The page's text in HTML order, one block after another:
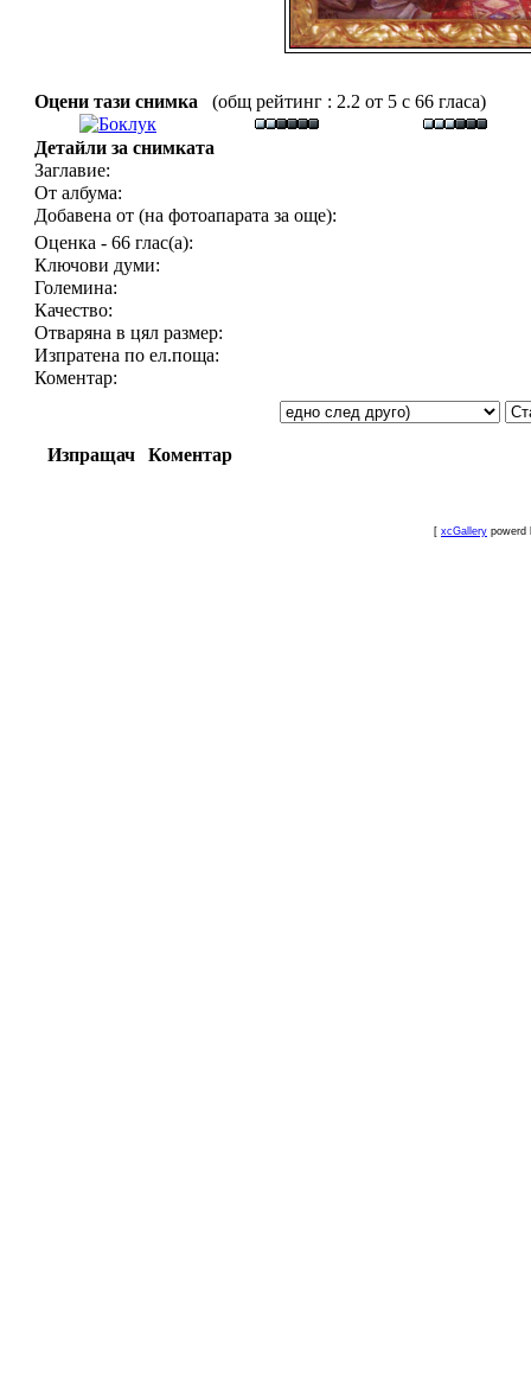
Оцени тази снимка (общ рейтинг : 2.2 от 5 с 66 гласа)
Детайли за снимката
Заглавие:
От албума:
Добавена от (на фотоапарата за още):
Оценка - 66 глас(а):
Ключови думи:
Големина:
Качество:
Отваряна в цял размер:
Изпратена по ел.поща:
Коментар:
Изпращач Коментар
[ xcGallery